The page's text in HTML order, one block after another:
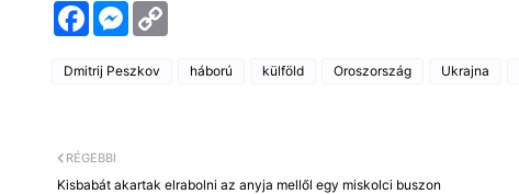
F
a
e
b
M
e
s
e
Dmitrij Peszkov háború külföld Oroszország Ukrajna
RÉGEBBI
Kisbabát akartak elrabolni az anyja mellől egy miskolci buszon